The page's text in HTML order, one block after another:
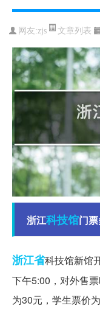
网友:zjs 文章列表
浙江科技馆门
浙江省科技馆新馆
下午5:00，对外售
为30元，学生票价为